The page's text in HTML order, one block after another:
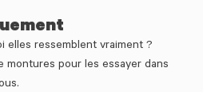
elles ressemblent vraiment ?
montures pour les essayer dans